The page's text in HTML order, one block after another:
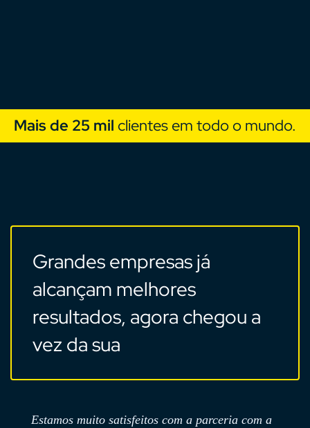
Mais de 25 mil clientes em todo o mundo.
Grandes empresas já
alcançam melhores
resultados, agora chegou a
vez da sua
com a
Nossa parceria começou em 2021,